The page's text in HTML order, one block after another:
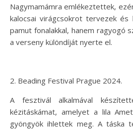
Nagymamámra emlékeztettek,
kalocsai virágcsokrot tervezek és
pamut fonalakkal, hanem ragyogó
a verseny különdíját nyerte el.
2. Beading Festival Prague 2024.
A fesztivál alkalmával
kézitáskámat, amelyet a lila
gyöngyök ihlettek meg. A táska